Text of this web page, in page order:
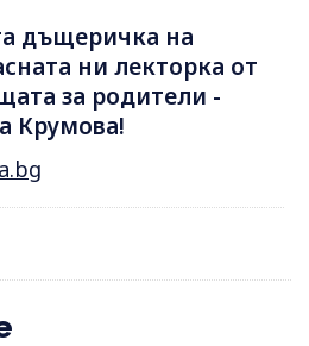
дъщеричка на
ни лекторка от
за родители -
Крумова!